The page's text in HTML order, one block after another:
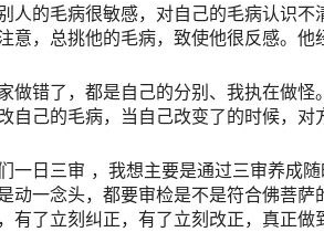
人的毛病很敏感，对自己的毛病认识
意，总挑他的毛病，致使他很反感。
做错了，都是自己的分别、我执在做
自己的毛病，当自己改变了的时候，对
一日三审 ，我想主要是通过三审养成
动一念头，都要审检是不是符合佛菩
有了立刻纠正，有了立刻改正，真正做